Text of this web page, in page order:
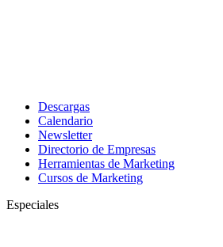
Descargas
Calendario
Newsletter
Directorio de Empresas
Herramientas de Marketing
Cursos de Marketing
Especiales